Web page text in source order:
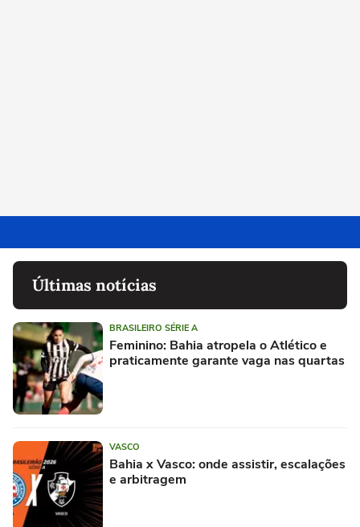
Últimas notícias
BRASILEIRO SÉRIE A
Feminino: Bahia atropela o Atlético e
praticamente garante vaga nas quartas
VASCO
Bahia x Vasco: onde assistir, escalações
e arbitragem